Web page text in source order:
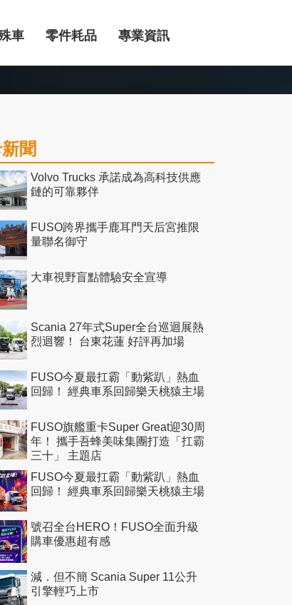
車 零件耗品 專業資訊
聞
Volvo Trucks 承諾成為高科技供應
鏈的可靠夥伴
FUSO跨界攜手鹿耳門天后宮推限
量聯名御守
大車視野盲點體驗安全宣導
Scania 27年式Super全台巡迴展熱
烈迴響！ 台東花蓮 好評再加場
FUSO今夏最扛霸「動紫趴」熱血
回歸！ 經典車系回歸樂天桃猿主場
FUSO旗艦重卡Super Great迎30周
年！ 攜手吾蜂美味集團打造「扛霸
三十」 主題店
FUSO今夏最扛霸「動紫趴」熱血
回歸！ 經典車系回歸樂天桃猿主場
號召全台HERO！FUSO全面升級
購車優惠超有感
減．但不簡 Scania Super 11公升
引擎輕巧上市